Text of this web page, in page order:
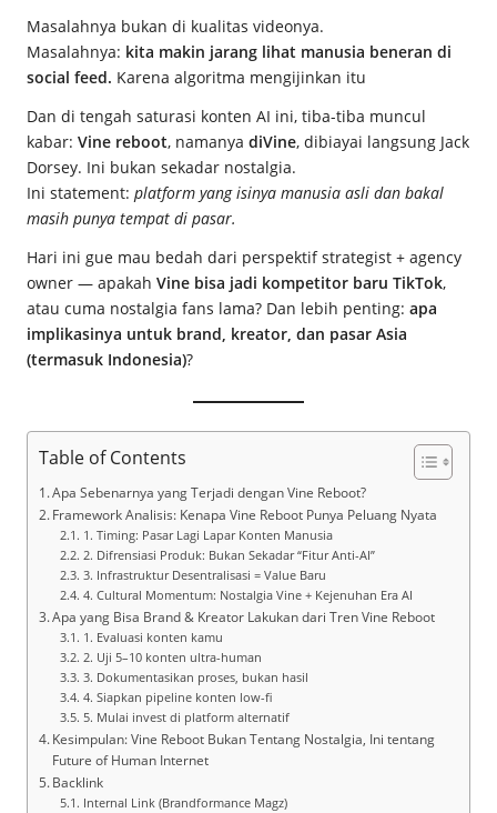
Masalahnya bukan di kualitas videonya.
Masalahnya: kita makin jarang lihat manusia beneran di
social feed. Karena algoritma mengijinkan itu
Dan di tengah saturasi konten AI ini, tiba-tiba muncul
kabar: Vine reboot, namanya diVine, dibiayai langsung Jack
Dorsey. Ini bukan sekadar nostalgia.
Ini statement: platform yang isinya manusia asli dan bakal
masih punya tempat di pasar.
Hari ini gue mau bedah dari perspektif strategist + agency
owner — apakah Vine bisa jadi kompetitor baru TikTok,
atau cuma nostalgia fans lama? Dan lebih penting: apa
implikasinya untuk brand, kreator, dan pasar Asia
(termasuk Indonesia)?
Table of Contents
Apa Sebenarnya yang Terjadi dengan Vine Reboot?
Framework Analisis: Kenapa Vine Reboot Punya Peluang Nyata
1. Timing: Pasar Lagi Lapar Konten Manusia
2. Difrensiasi Produk: Bukan Sekadar “Fitur Anti-AI”
3. Infrastruktur Desentralisasi = Value Baru
4. Cultural Momentum: Nostalgia Vine + Kejenuhan Era AI
Apa yang Bisa Brand & Kreator Lakukan dari Tren Vine Reboot
1. Evaluasi konten kamu
2. Uji 5–10 konten ultra-human
3. Dokumentasikan proses, bukan hasil
4. Siapkan pipeline konten low-fi
5. Mulai invest di platform alternatif
Kesimpulan: Vine Reboot Bukan Tentang Nostalgia, Ini tentang
Future of Human Internet
Backlink
Internal Link (Brandformance Magz)